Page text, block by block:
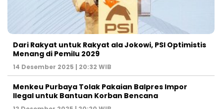
Dari Rakyat untuk Rakyat ala Jokowi, PSI Optimistis
Menang di Pemilu 2029
14 Desember 2025 | 20:32 WIB
Menkeu Purbaya Tolak Pakaian Balpres Impor
Ilegal untuk Bantuan Korban Bencana